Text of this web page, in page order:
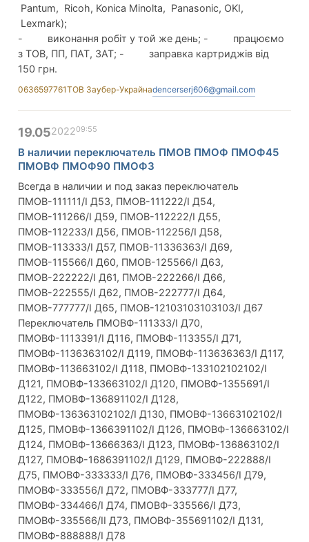
Pantum, Ricoh, Konica Minolta, Panasonic, OKI,
Lexmark);
- виконання робіт у той же день; - працюємо
з ТОВ, ПП, ПАТ, ЗАТ; - заправка картриджів від
150 грн.
0636597761ТОВ Заубер-Украйнаdencerserj606@gmail.com
19.05202209:55
В наличии переключатель ПМОВ ПМОФ ПМОФ45
ПМОВФ ПМОФ90 ПМОФЗ
Всегда в наличии и под заказ переключатель
ПМОВ-111111/I Д53, ПМОВ-111222/I Д54,
ПМОВ-111266/I Д59, ПМОВ-112222/I Д55,
ПМОВ-112233/I Д56, ПМОВ-112256/I Д58,
ПМОВ-113333/I Д57, ПМОВ-11336363/I Д69,
ПМОВ-115566/I Д60, ПМОВ-125566/I Д63,
ПМОВ-222222/I Д61, ПМОВ-222266/I Д66,
ПМОВ-222555/I Д62, ПМОВ-222777/I Д64,
ПМОВ-777777/I Д65, ПМОВ-12103103103103/I Д67
Переключатель ПМОВФ-111333/I Д70,
ПМОВФ-1113391/I Д116, ПМОВФ-113355/I Д71,
ПМОВФ-1136363102/I Д119, ПМОВФ-113636363/I Д117,
ПМОВФ-113663102/I Д118, ПМОВФ-133102102102/I
Д121, ПМОВФ-133663102/I Д120, ПМОВФ-1355691/I
Д122, ПМОВФ-136891102/I Д128,
ПМОВФ-136363102102/I Д130, ПМОВФ-13663102102/I
Д125, ПМОВФ-1366391102/I Д126, ПМОВФ-136663102/I
Д124, ПМОВФ-13666363/I Д123, ПМОВФ-136863102/I
Д127, ПМОВФ-1686391102/I Д129, ПМОВФ-222888/I
Д75, ПМОВФ-333333/I Д76, ПМОВФ-333456/I Д79,
ПМОВФ-333556/I Д72, ПМОВФ-333777/I Д77,
ПМОВФ-334466/I Д74, ПМОВФ-335566/I Д73,
ПМОВФ-335566/II Д73, ПМОВФ-355691102/I Д131,
ПМОВФ-888888/I Д78